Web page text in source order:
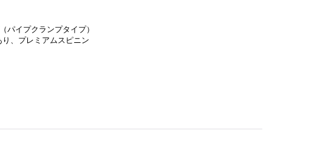
パイプクランプタイプ）
、プレミアムスピニン